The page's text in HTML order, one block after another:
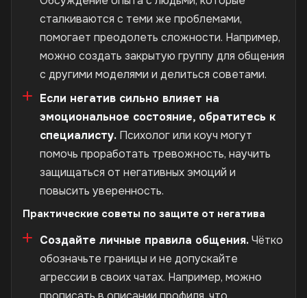
сталкиваются с теми же проблемами,
помогает преодолеть сложности. Например,
можно создать закрытую группу для общения
с другими моделями и делиться советами.
Если негатив сильно влияет на
эмоциональное состояние, обратитесь к
специалисту. Психолог или коуч могут
помочь проработать тревожность, научить
защищаться от негативных эмоций и
повысить уверенность.
Практические советы по защите от негатива
Создайте личные правила общения.Чётко
обозначьте границы и не допускайте
агрессии в своих чатах. Например, можно